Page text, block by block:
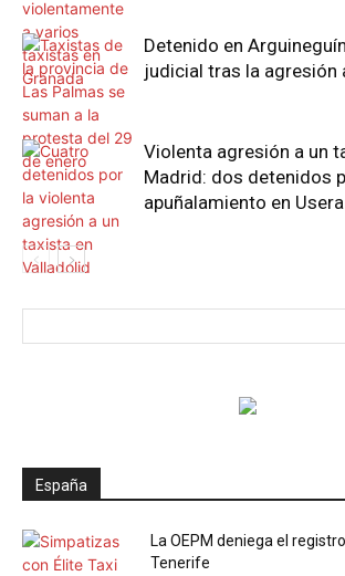
Detenido en
judicial tras la agresión
Violenta agresión a un
Madrid: dos detenidos
apuñalamiento en Usera
España
La OEPM deniega el
Tenerife